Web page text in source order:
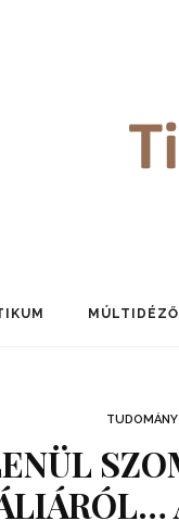
MÚLTIDÉZŐ
TUDOMÁNY